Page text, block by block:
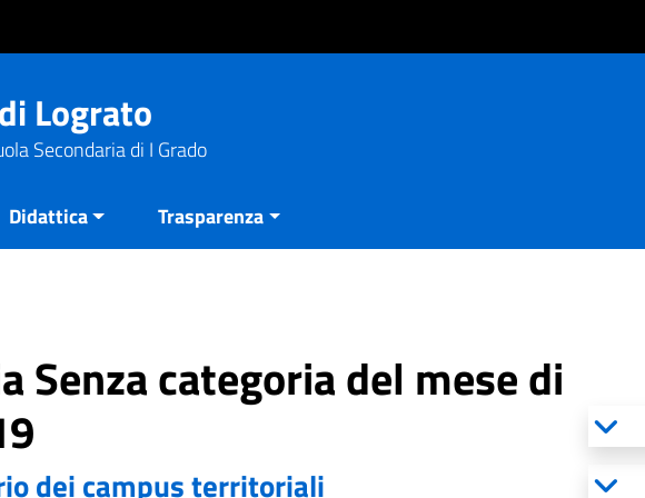
Lograto
Secondaria di I Grado
Didattica Trasparenza
Senza categoria del mese di
dei campus territoriali